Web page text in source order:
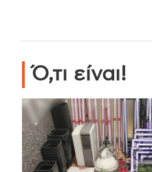
Ό,τι είναι!